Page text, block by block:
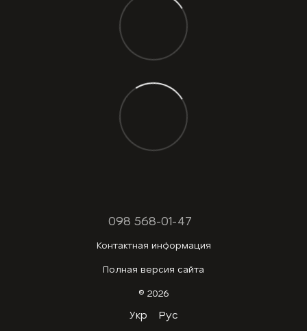
098 568-01-47
Контактная информация
Полная версия сайта
© 2026
Укр Рус